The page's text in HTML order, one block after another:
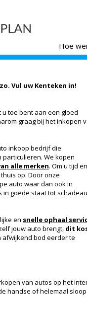
Hoe
Vul uw Kenteken in!
toe bent aan een gloed
graag bij het inkopen
inkoop bedrijf die
We kopen
alle merken. Om u tijd en
op. Door onze
auto waar dan ook in
in goede staat tot
en snelle ophaal
jouw auto brengt, dit
afwijkend bod eerder te
van autos op het
handse of helemaal